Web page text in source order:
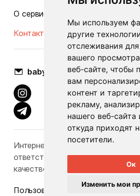
Мы используем
другие
отслеживания
вашего
веб-сайте, чтобы
вам
контент и
рекламу,
нашего веб-сайта
откуда приходят
посетители.
Ок
Изменить мои
О сервисе
Контакты
Оплата и доставка
babylook.gm@gmail.com
Интернет-каталог Babylook.by не
ответственность за конечную
качество товаров.
Пользовательское соглашение